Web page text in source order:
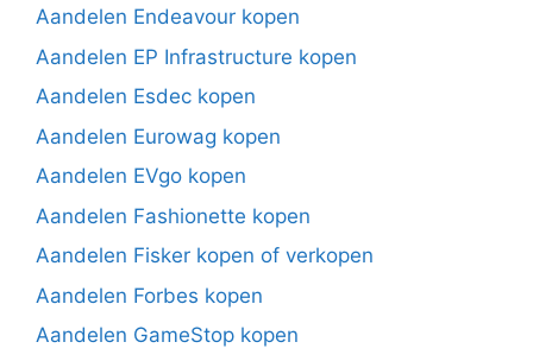
Aandelen Endeavour kopen
Aandelen EP Infrastructure kopen
Aandelen Esdec kopen
Aandelen Eurowag kopen
Aandelen EVgo kopen
Aandelen Fashionette kopen
Aandelen Fisker kopen of verkopen
Aandelen Forbes kopen
Aandelen GameStop kopen